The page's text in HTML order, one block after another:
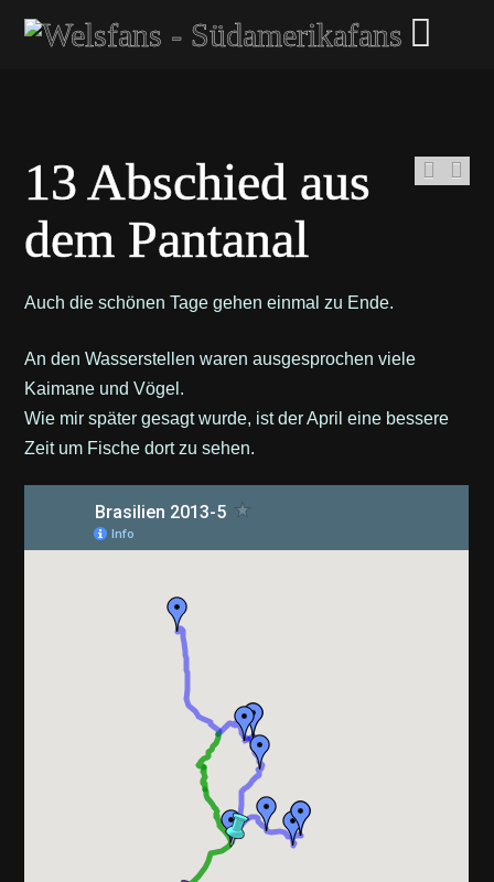
13 Abschied aus
dem Pantanal
Auch die schönen Tage gehen einmal zu Ende.
An den Wasserstellen waren ausgesprochen viele
Kaimane und Vögel.
Wie mir später gesagt wurde, ist der April eine bessere
Zeit um Fische dort zu sehen.